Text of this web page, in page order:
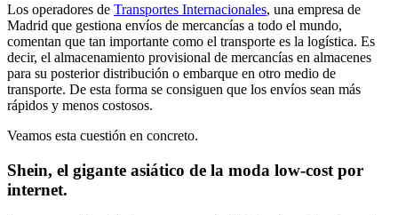
Los operadores de Transportes Internacionales, una empresa de
Madrid que gestiona envíos de mercancías a todo el mundo,
comentan que tan importante como el transporte es la logística. Es
decir, el almacenamiento provisional de mercancías en almacenes
para su posterior distribución o embarque en otro medio de
transporte. De esta forma se consiguen que los envíos sean más
rápidos y menos costosos.
Veamos esta cuestión en concreto.
Shein, el gigante asiático de la moda low-cost por
internet.